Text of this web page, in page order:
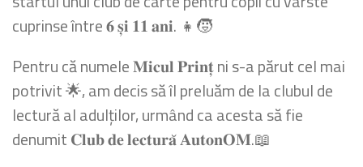
cuprinse între 𝟔 𝐬̦𝐢 𝟏𝟏 𝐚𝐧𝐢. 👧 🧒
Pentru că numele 𝐌𝐢𝐜𝐮𝐥 𝐏𝐫𝐢𝐧𝐭̦ ni s-a părut cel mai
potrivit🌟, am decis să îl preluăm de la clubul de
lectură al adulților, urmând ca acesta să fie
denumit 𝐂𝐥𝐮𝐛 𝐝𝐞 𝐥𝐞𝐜𝐭𝐮𝐫𝐚̆ 𝐀𝐮𝐭𝐨𝐧𝐎𝐌.📖